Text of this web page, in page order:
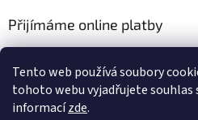
Tento web používá soubory
tohoto webu vyjadřujete souhlas
informacízde.
Přijímáme online platby